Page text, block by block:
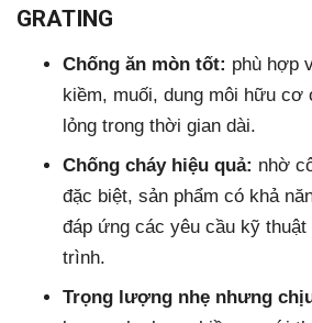
GRATING
Chống ăn mòn tốt: phù hợp
kiềm, muối, dung môi hữu cơ
lỏng trong thời gian dài.
Chống cháy hiệu quả: nhờ
đặc biệt, sản phẩm có khả
đáp ứng các yêu cầu kỹ thuật
trình.
Trọng lượng nhẹ nhưng